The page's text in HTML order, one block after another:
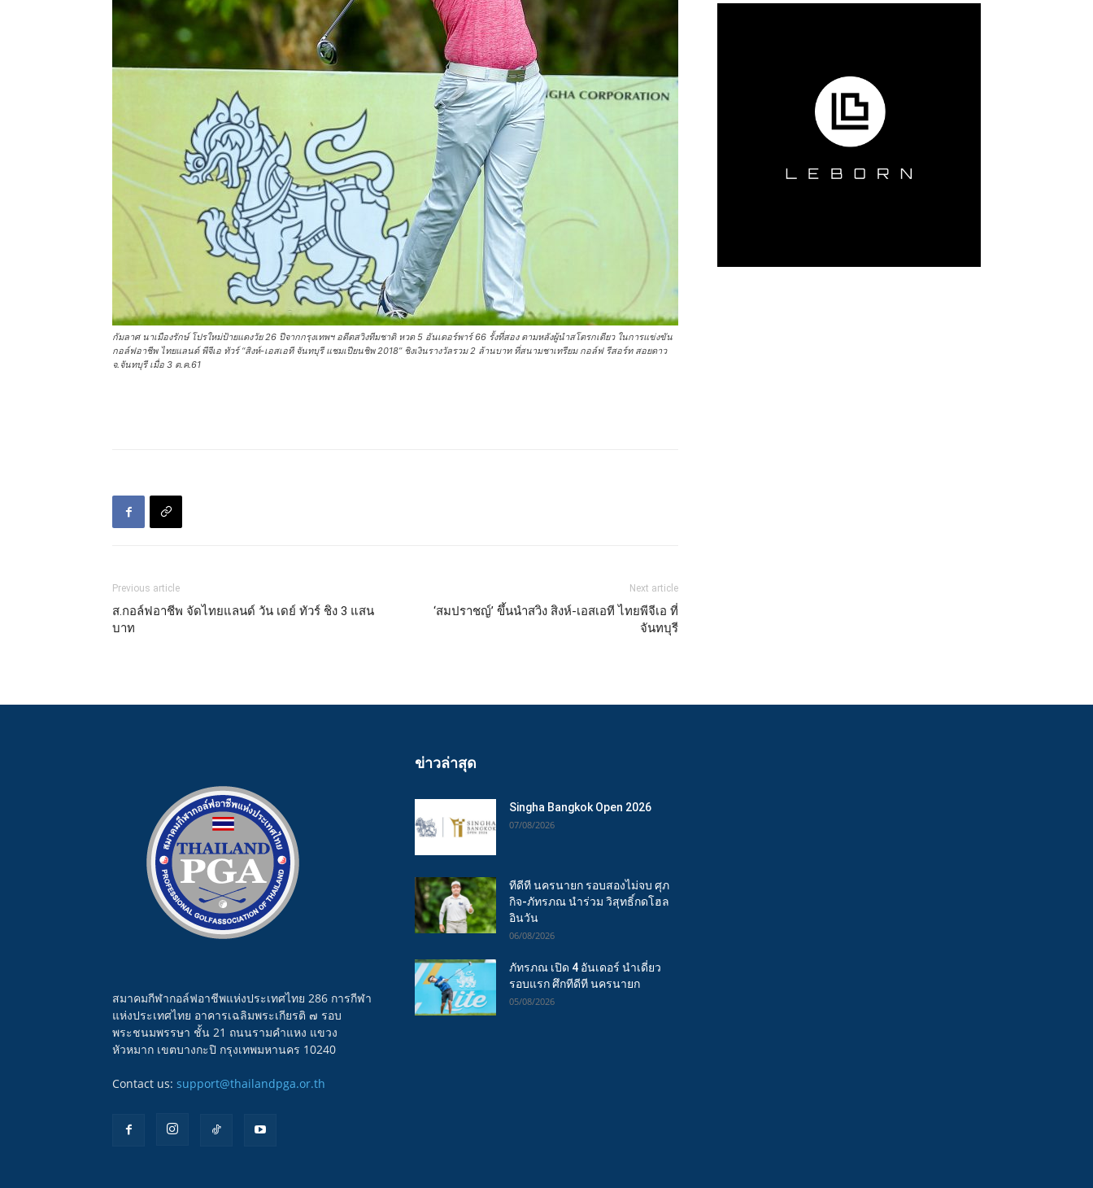
กัมลาศ นาเมืองรักษ์ โปรใหม่ป้ายแดงวัย 26 ปีจากกรุงเทพฯ อดีตสวิงทีมชาติ หวด 5 อันเดอร์พาร์ 66 รั้งที่สอง ตามหลังผู้นำสโตรกเดียว ในการแข่งขัน
กอล์ฟอาชีพ ไทยแลนด์ พีจีเอ ทัวร์ “สิงห์-เอสเอที จันทบุรี แชมเปียนชิพ 2018” ชิงเงินรางวัลรวม 2 ล้านบาท ที่สนามชาเทรียม กอล์ฟ รีสอร์ท สอยดาว
จ.จันทบุรี เมื่อ 3 ต.ค.61
Previous article
ส.กอล์ฟอาชีพ จัดไทยแลนด์ วัน เดย์ ทัวร์ ชิง 3 แสน
บาท
Next article
‘สมปราชญ์’ ขึ้นนำสวิง สิงห์-เอสเอที ไทยพีจีเอ ที่
จันทบุรี
สมาคมกีฬากอล์ฟอาชีพแห่งประเทศไทย 286 การกีฬา
แห่งประเทศไทย อาคารเฉลิมพระเกียรติ ๗ รอบ
พระชนมพรรษา ชั้น 21 ถนนรามคำแหง แขวง
หัวหมาก เขตบางกะปิ กรุงเทพมหานคร 10240
Contact us: support@thailandpga.or.th
ข่าวล่าสุด
Singha Bangkok Open 2026
07/08/2026
ทีดีที นครนายก รอบสองไม่จบ ศุภ
กิจ-ภัทรภณ นำร่วม วิสุทธิ์กดโฮล
อินวัน
06/08/2026
ภัทรภณ เปิด 4 อันเดอร์ นำเดี่ยว
รอบแรก ศึกทีดีที นครนายก
05/08/2026